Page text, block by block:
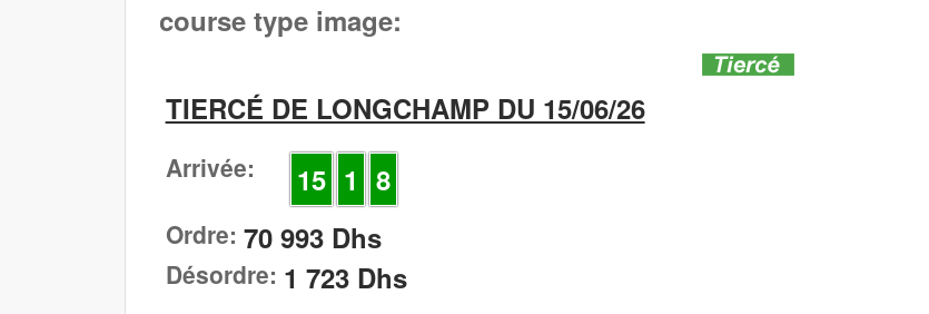
course type image:
TIERCÉ DE LONGCHAMP DU 15/06/26
Arrivée: 15 1 8
Ordre: 70 993 Dhs
Désordre: 1 723 Dhs